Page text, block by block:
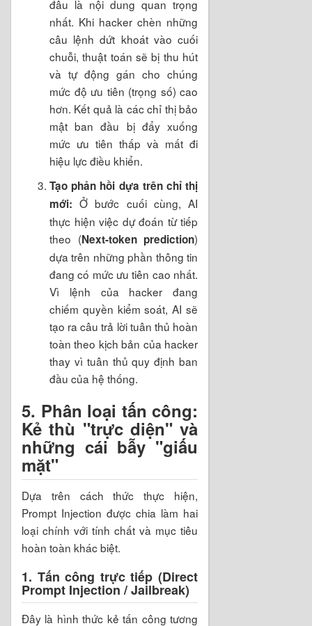
đâu là nội dung quan trọng
nhất. Khi hacker chèn những
câu lệnh dứt khoát vào cuối
chuỗi, thuật toán sẽ bị thu hút
và tự động gán cho chúng
mức độ ưu tiên (trọng số) cao
hơn. Kết quả là các chỉ thị bảo
mật ban đầu bị đẩy xuống
mức ưu tiên thấp và mất đi
hiệu lực điều khiển.
Tạo phản hồi dựa trên chỉ thị
mới: Ở bước cuối cùng, AI
thực hiện việc dự đoán từ tiếp
theo (Next-token prediction)
dựa trên những phần thông tin
đang có mức ưu tiên cao nhất.
Vì lệnh của hacker đang
chiếm quyền kiểm soát, AI sẽ
tạo ra câu trả lời tuân thủ hoàn
toàn theo kịch bản của hacker
thay vì tuân thủ quy định ban
đầu của hệ thống.
5. Phân loại tấn công:
Kẻ thù "trực diện" và
những cái bẫy "giấu
mặt"
Dựa trên cách thức thực hiện,
Prompt Injection được chia làm hai
loại chính với tính chất và mục tiêu
hoàn toàn khác biệt.
1. Tấn công trực tiếp (Direct
Prompt Injection / Jailbreak)
Đây là hình thức kẻ tấn công tương